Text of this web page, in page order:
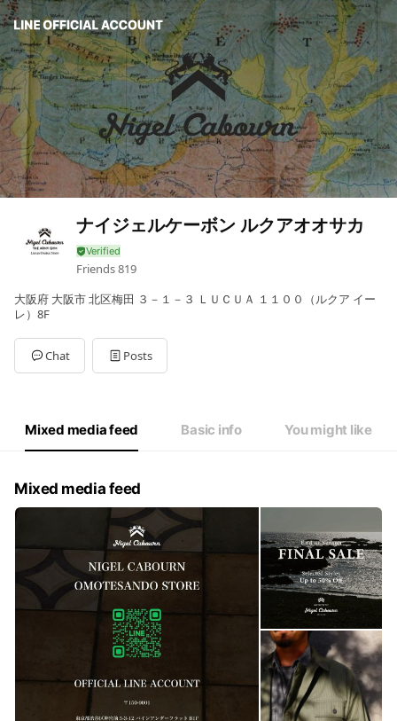
ナイジェルケーボン ルクアオオサカ
Friends819
大阪府 大阪市 北区梅田 ３－１－３ ＬＵＣＵＡ １１００（ルクア イー
レ）8F
Chat Posts
Mixed media feed Basic info You might like
Mixed media feed